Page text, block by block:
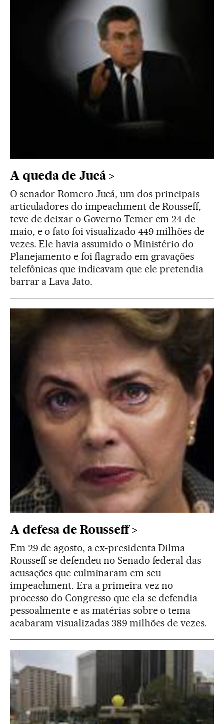
A queda de Jucá
O senador Romero Jucá, um dos principais
articuladores do impeachment de Rousseff,
teve de deixar o Governo Temer em 24 de
maio, e o fato foi visualizado 449 milhões de
vezes. Ele havia assumido o Ministério do
Planejamento e foi flagrado em gravações
telefônicas que indicavam que ele pretendia
barrar a Lava Jato.
A defesa de Rousseff
Em 29 de agosto, a ex-presidenta Dilma
Rousseff se defendeu no Senado federal das
acusações que culminaram em seu
impeachment. Era a primeira vez no
processo do Congresso que ela se defendia
pessoalmente e as matérias sobre o tema
acabaram visualizadas 389 milhões de vezes.